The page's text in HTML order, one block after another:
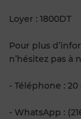
Loyer : 1800DT
Pour plus
n’hésitez pas à
- Téléphone : 20
- WhatsApp :